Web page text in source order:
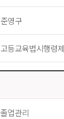
준영구
고등교육법시행령
졸업관리